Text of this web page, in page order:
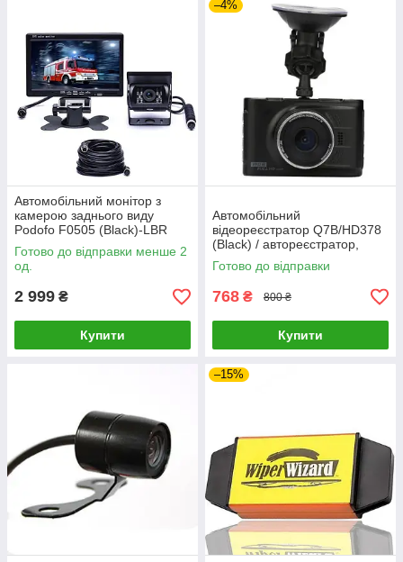
Автомобільний монітор з
камерою заднього виду
Podofo F0505 (Black)-LВR
Готово до відправки менше 2
од.
2 999 ₴
Купити
–4%
Автомобільний
відеореєстратор Q7B/HD378
(Black) / автореєстратор,
реєстратор авто
Готово до відправки
768 ₴ 800 ₴
Купити
–15%